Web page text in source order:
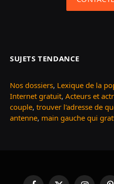
SUJETS TENDANCE
Nos dossiers, Lexique de la
Internet gratuit, Acteurs et
couple, trouver l'adresse de
antenne, main gauche qui